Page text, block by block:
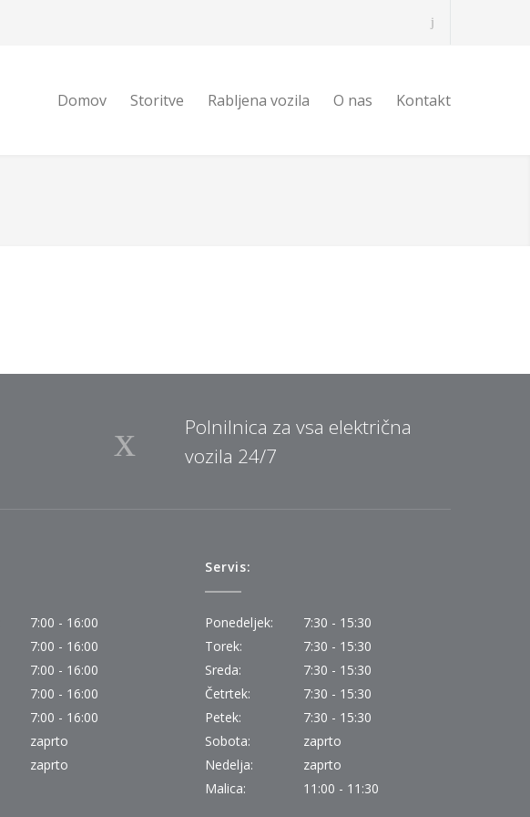
Domov Storitve Rabljena vozila O nas Kontakt
Polnilnica za vsa električna
vozila 24/7
7:00 - 16:00
7:00 - 16:00
7:00 - 16:00
7:00 - 16:00
7:00 - 16:00
zaprto
zaprto
Servis:
Ponedeljek:
7:30 - 15:30
Torek:
7:30 - 15:30
Sreda:
7:30 - 15:30
Četrtek:
7:30 - 15:30
Petek:
7:30 - 15:30
Sobota:
zaprto
Nedelja:
zaprto
Malica:
11:00 - 11:30